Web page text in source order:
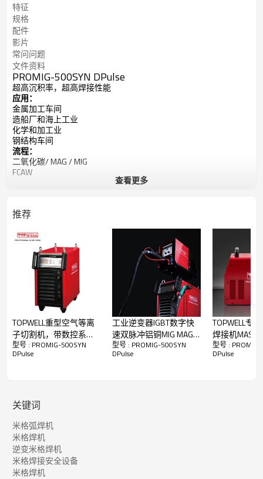
特征
规格
配件
影片
常问问题
文件资料
PROMIG-500SYN DPulse
超高沉积率，超高焊接性能
应用：
金属加工车间
造船厂和海上工业
化学和加工业
钢结构车间
流程：
二氧化碳/ MAG / MIG
FCAW
500V at 39V @ 60％占空比
查看更多
推荐
TOPWELL重型空气等离
子切割机，带数控系统
CUT-100HD
型号 : PROMIG-500SYN
DPulse
工业逆变器IGBT数字快
速双脉冲铝铜MIG MAG
MMA焊机焊机PROMIG-
350SYN脉冲
型号 : PROMIG-500SYN
DPulse
TOPWELL专
焊接机
250AC
型号 :
DPulse
关键词
米格弧焊机
米格焊机
逆变米格焊机
米格焊接安全设备
米格焊机